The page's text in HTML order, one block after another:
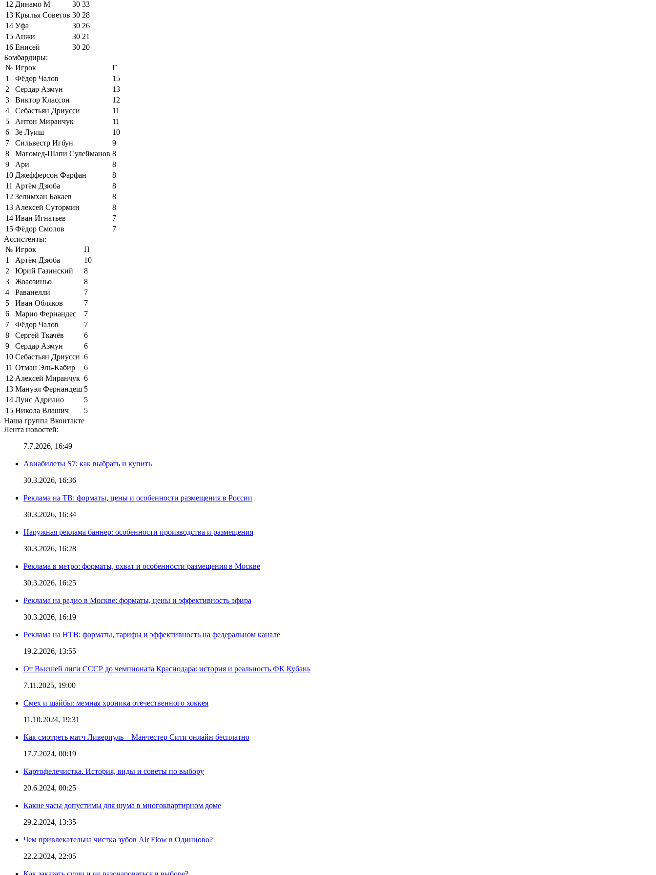
12 Динамо М 30 33
13 Крылья Советов 30 28
14 Уфа 30 26
15 Анжи 30 21
16 Енисей 30 20
Бомбардиры:
№ Игрок
Г
1
Фёдор Чалов
15
2
Сердар Азмун
13
3
Виктор Классон
12
4
Себастьян Дриусси
11
5
Антон Миранчук
11
6
Зе Луиш
10
7
Сильвестр Игбун
9
8
Магомед-Шапи Сулейманов 8
9
Ари
8
10 Джефферсон Фарфан
8
11 Артём Дзюба
8
12 Зелимхан Бакаев
8
13 Алексей Сутормин
8
14 Иван Игнатьев
7
15 Фёдор Смолов
7
Ассистенты:
№ Игрок
П
1
Артём Дзюба
10
2
Юрий Газинский
8
3
Жоаозиньо
8
4
Раванелли
7
5
Иван Обляков
7
6
Марио Фернандес
7
7
Фёдор Чалов
7
8
Сергей Ткачёв
6
9
Сердар Азмун
6
10 Себастьян Дриусси 6
11 Отман Эль-Кабир
6
12 Алексей Миранчук 6
13 Мануэл Фернандеш 5
14 Луис Адриано
5
15 Никола Влашич
5
Наша группа Вконтакте
Лента новостей:
7.7.2026, 16:49
Авиабилеты S7: как выбрать и купить
30.3.2026, 16:36
Реклама на ТВ: форматы, цены и особенности размещения в России
30.3.2026, 16:34
Наружная реклама баннер: особенности производства и размещения
30.3.2026, 16:28
Реклама в метро: форматы, охват и особенности размещения в Москве
30.3.2026, 16:25
Реклама на радио в Москве: форматы, цены и эффективность эфира
30.3.2026, 16:19
Реклама на НТВ: форматы, тарифы и эффективность на федеральном канале
19.2.2026, 13:55
От Высшей лиги СССР до чемпионата Краснодара: история и реальность ФК Кубань
7.11.2025, 19:00
Смех и шайбы: мемная хроника отечественного хоккея
11.10.2024, 19:31
Как смотреть матч Ливерпуль – Манчестер Сити онлайн бесплатно
17.7.2024, 00:19
Картофелечистка. История, виды и советы по выбору
20.6.2024, 00:25
Какие часы допустимы для шума в многоквартирном доме
29.2.2024, 13:35
Чем привлекательна чистка зубов Air Flow в Одинцово?
22.2.2024, 22:05